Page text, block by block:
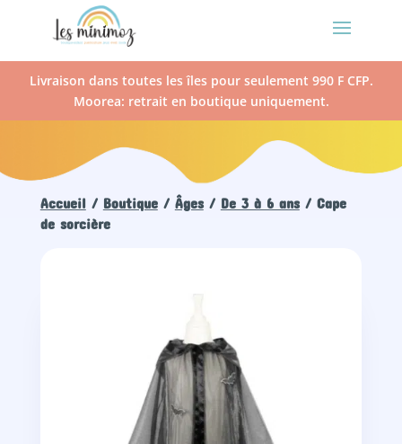
Livraison dans toutes les îles pour seulement 990 F CFP.
Moorea: retrait en boutique uniquement.
Accueil / Boutique/ Âges/ De 3 à 6 ans/ Cape
de sorcière